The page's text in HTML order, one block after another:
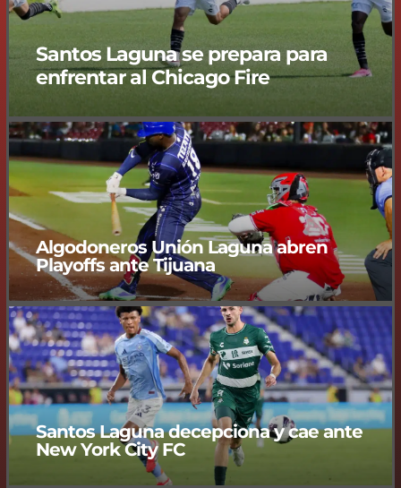
Santos Laguna se prepara para
enfrentar al Chicago Fire
Algodoneros Unión Laguna abren
Playoffs ante Tijuana
Santos Laguna decepciona y cae ante
New York City FC